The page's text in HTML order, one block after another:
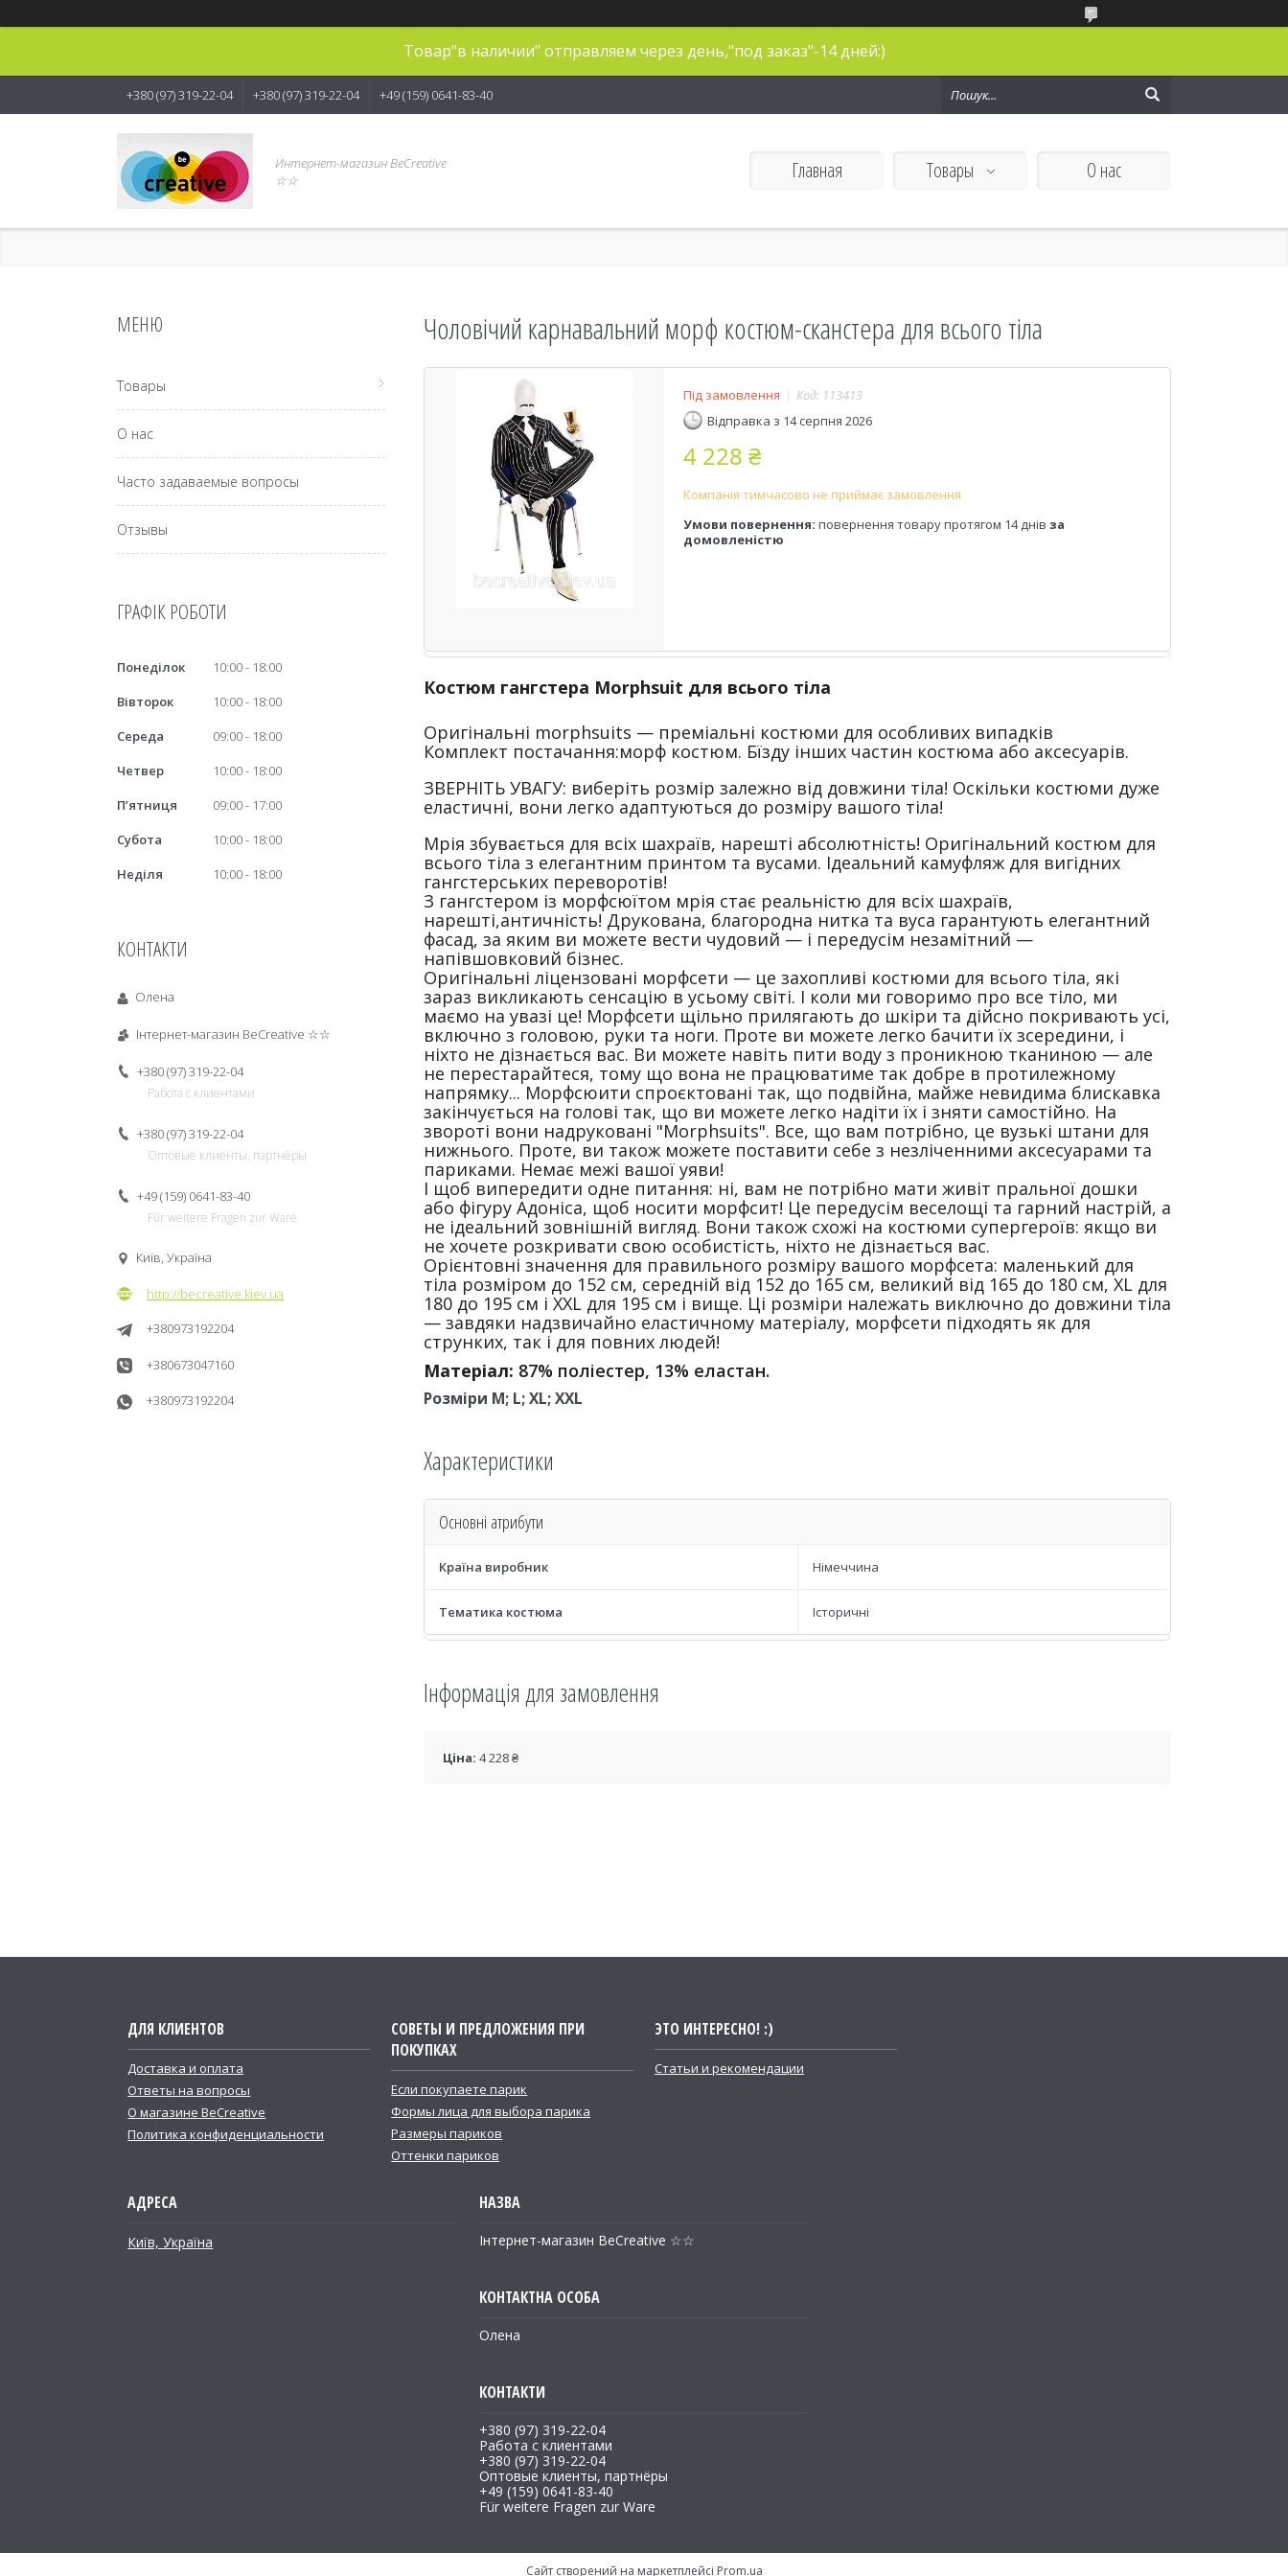
Товар"в наличии" отправляем через день,"под заказ"-14 дней:)
+380 (97) 319-22-04 +380 (97) 319-22-04 +49 (159) 0641-83-40
Интернет-магазин BeCreative
☆☆
Главная Товары О нас
Чоловічий карнавальний морф костюм-сканстера для всього тіла
Під замовлення Код: 113413
Відправка з 14 серпня 2026
4 228 ₴
Компанія тимчасово не приймає замовлення
повернення товару протягом 14 днів за
домовленістю
Костюм гангстера Morphsuit для всього тіла
Оригінальні morphsuits — преміальні костюми для особливих випадків
Комплект постачання:морф костюм. Бїзду інших частин костюма або аксесуарів.
ЗВЕРНІТЬ УВАГУ: виберіть розмір залежно від довжини тіла! Оскільки костюми дуже
еластичні, вони легко адаптуються до розміру вашого тіла!
Мрія збувається для всіх шахраїв, нарешті абсолютність! Оригінальний костюм для
всього тіла з елегантним принтом та вусами. Ідеальний камуфляж для вигідних
гангстерських переворотів!
З гангстером із морфсюїтом мрія стає реальністю для всіх шахраїв,
нарешті,античність! Друкована, благородна нитка та вуса гарантують елегантний
фасад, за яким ви можете вести чудовий — і передусім незамітний —
напівшовковий бізнес.
Оригінальні ліцензовані морфсети — це захопливі костюми для всього тіла, які
зараз викликають сенсацію в усьому світі. І коли ми говоримо про все тіло, ми
маємо на увазі це! Морфсети щільно прилягають до шкіри та дійсно покривають усі,
включно з головою, руки та ноги. Проте ви можете легко бачити їх зсередини, і
ніхто не дізнається вас. Ви можете навіть пити воду з проникною тканиною — але
не перестарайтеся, тому що вона не працюватиме так добре в протилежному
напрямку... Морфсюити спроєктовані так, що подвійна, майже невидима блискавка
закінчується на голові так, що ви можете легко надіти їх і зняти самостійно. На
звороті вони надруковані "Morphsuits". Все, що вам потрібно, це вузькі штани для
нижнього. Проте, ви також можете поставити себе з незліченними аксесуарами та
париками. Немає межі вашої уяви!
І щоб випередити одне питання: ні, вам не потрібно мати живіт пральної дошки
або фігуру Адоніса, щоб носити морфсит! Це передусім веселощі та гарний настрій, а
не ідеальний зовнішній вигляд. Вони також схожі на костюми супергероїв: якщо ви
не хочете розкривати свою особистість, ніхто не дізнається вас.
Орієнтовні значення для правильного розміру вашого морфсета: маленький для
тіла розміром до 152 см, середній від 152 до 165 см, великий від 165 до 180 см, XL для
180 до 195 см і XXL для 195 см і вище. Ці розміри належать виключно до довжини тіла
— завдяки надзвичайно еластичному матеріалу, морфсети підходять як для
струнких, так і для повних людей!
Матеріал: 87% поліестер, 13% еластан.
Розміри M; L; XL; XXL
Характеристики
Основні атрибути
Країна виробник Німеччина
Тематика костюма Історичні
Інформація для замовлення
Ціна: 4 228 ₴
Товары
О нас
Часто задаваемые вопросы
Отзывы
ГРАФІК РОБОТИ
Понеділок 10:00
18:00
Вівторок
10:00
18:00
Середа
09:00
18:00
Четвер
10:00
18:00
Пʼятниця
09:00
17:00
Субота
10:00
18:00
Неділя
10:00 18:00
КОНТАКТИ
Олена
Інтернет-магазин BeCreative ☆☆
+380 (97) 319-22-04
Работа с клиентами
+380 (97) 319-22-04
Оптовые клиенты, партнёры
+49 (159) 0641-83-40
Für weitere Fragen zur Ware
Київ, Україна
http://becreative.kiev.ua
+380973192204
+380673047160
+380973192204
ДЛЯ КЛИЕНТОВ
Доставка и оплата
Ответы на вопросы
О магазине BeCreative
Политика конфиденциальности
СОВЕТЫ И ПРЕДЛОЖЕНИЯ ПРИ
ПОКУПКАХ
Если покупаете парик
Формы лица для выбора парика
Размеры париков
Оттенки париков
ЭТО ИНТЕРЕСНО! :)
Статьи и рекомендации
Київ, Україна Інтернет-магазин BeCreative ☆☆
Олена
+380 (97) 319-22-04
Работа с клиентами
+380 (97) 319-22-04
Оптовые клиенты, партнёры
+49 (159) 0641-83-40
Für weitere Fragen zur Ware
Сайт створений на маркетплейсі Prom.ua